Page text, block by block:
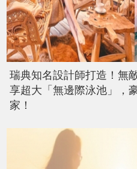
瑞典知名設計師打造！無
享超大「無邊際泳池」，
家！